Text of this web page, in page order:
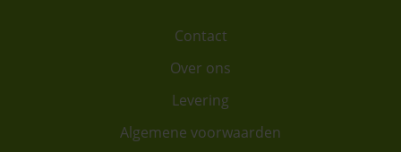
Contact
Over ons
Levering
Algemene voorwaarden